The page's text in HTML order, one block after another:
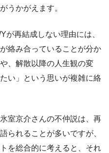
うかがえます。
が再結成しない理由には、
絡み合っていることが分か
、解散以降の人生観の変
い」という思いが複雑に絡
室京介さんの不仲説は、再
られることが多いですが、
を総合的に考えると、それ